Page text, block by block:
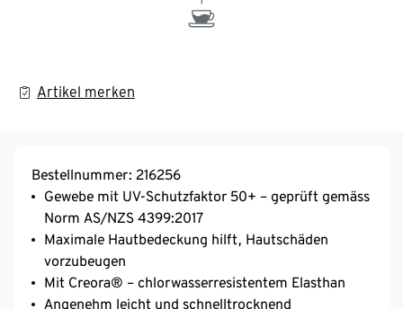
Artikel merken
Bestellnummer: 216256
Gewebe mit UV-Schutzfaktor 50+ – geprüft gemäss
Norm AS/NZS 4399:2017
Maximale Hautbedeckung hilft, Hautschäden
vorzubeugen
Mit Creora® – chlorwasserresistentem Elasthan
Angenehm leicht und schnelltrocknend